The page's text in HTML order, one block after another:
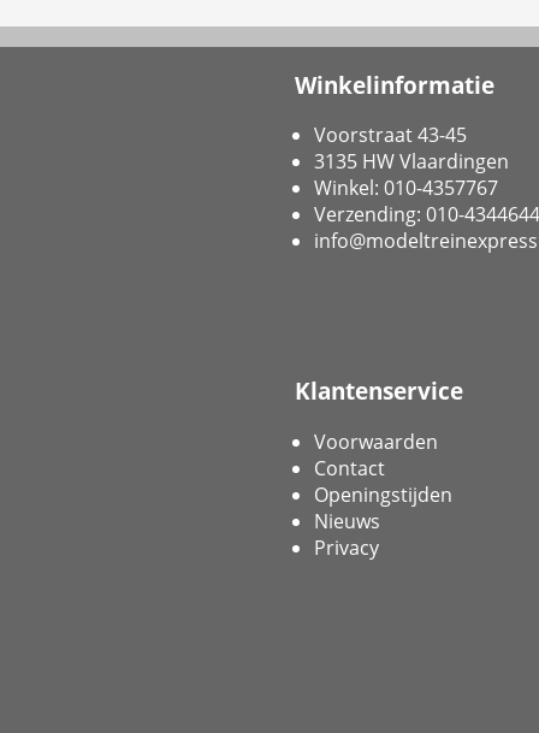
Winkelinformatie
Voorstraat 43-45
3135 HW Vlaardingen
Winkel: 010-4357767
Verzending: 010-4344644
Klantenservice
Voorwaarden
Contact
Openingstijden
Nieuws
Privacy